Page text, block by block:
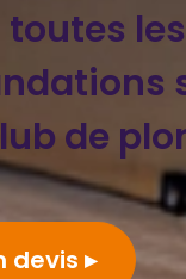
toutes
de
devis